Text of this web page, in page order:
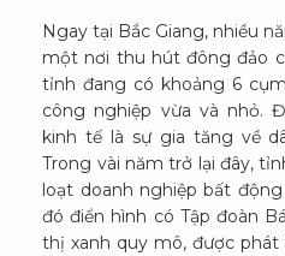
Ngay tại Bắc Giang, nhiều
một nơi thu hút đông đảo
tỉnh đang có khoảng 6
công nghiệp vừa và nhỏ.
kinh tế là sự gia tăng về
Trong vài năm trở lại đây,
loạt doanh nghiệp bất
đó điển hình có Tập đoàn
thị xanh quy mô, được